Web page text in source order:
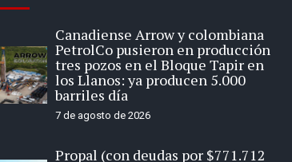
Canadiense Arrow y colombiana
PetrolCo pusieron en producción
tres pozos en el Bloque Tapir en
los Llanos: ya producen 5.000
barriles día
7 de agosto de 2026
Propal (con deudas por $771.712